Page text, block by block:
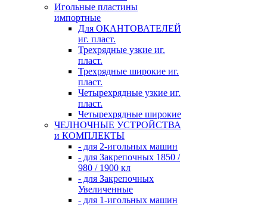
Игольные пластины
импортные
Для ОКАНТОВАТЕЛЕЙ
иг. пласт.
Трехрядные узкие иг.
пласт.
Трехрядные широкие иг.
пласт.
Четырехрядные узкие иг.
пласт.
Четырехрядные широкие
ЧЕЛНОЧНЫЕ УСТРОЙСТВА
и КОМПЛЕКТЫ
- для 2-игольных машин
- для Закрепочных 1850 /
980 / 1900 кл
- для Закрепочных
Увеличенные
- для 1-игольных машин